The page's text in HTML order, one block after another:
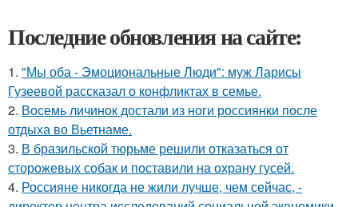
Последние обновления на сайте:
1. "Мы оба - Эмоциональные Люди": муж Ларисы
Гузеевой рассказал о конфликтах в семье.
2. Восемь личинок достали из ноги россиянки после
отдыха во Вьетнаме.
3. В бразильской тюрьме решили отказаться от
сторожевых собак и поставили на охрану гусей.
4. Россияне никогда не жили лучше, чем сейчас, -